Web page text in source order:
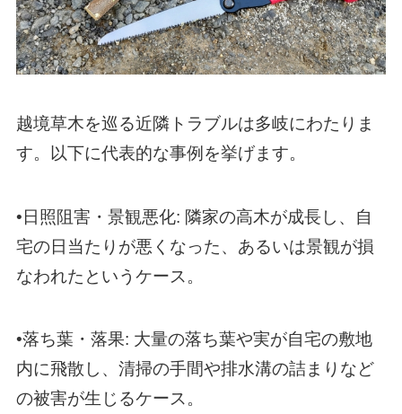
越境草木を巡る近隣トラブルは多岐にわたりま
す。以下に代表的な事例を挙げます。
•日照阻害・景観悪化: 隣家の高木が成長し、自
宅の日当たりが悪くなった、あるいは景観が損
なわれたというケース。
•落ち葉・落果: 大量の落ち葉や実が自宅の敷地
内に飛散し、清掃の手間や排水溝の詰まりなど
の被害が生じるケース。